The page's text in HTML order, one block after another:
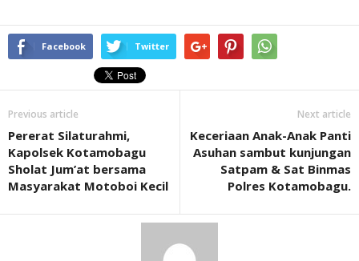
Facebook Twitter
Previous article
Pererat Silaturahmi,
Kapolsek Kotamobagu
Sholat Jum’at bersama
Masyarakat Motoboi Kecil
Next article
Keceriaan Anak-Anak Panti
Asuhan sambut kunjungan
Satpam & Sat Binmas
Polres Kotamobagu.